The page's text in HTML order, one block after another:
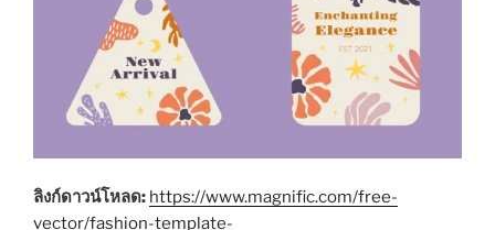
ลิงก์ดาวน์โหลด: https://www.magnific.com/free-
vector/fashion-template-